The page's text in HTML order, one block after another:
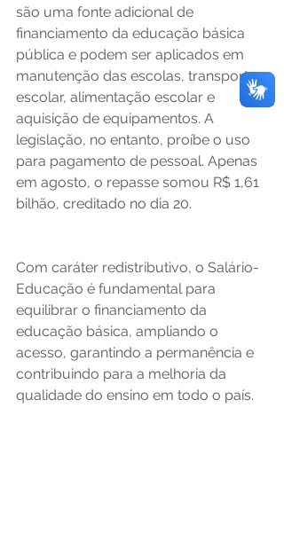
são uma fonte adicional de
financiamento da educação básica
pública e podem ser aplicados em
manutenção das escolas, transporte
escolar, alimentação escolar e
aquisição de equipamentos. A
legislação, no entanto, proíbe o uso
para pagamento de pessoal. Apenas
em agosto, o repasse somou R$ 1,61
bilhão, creditado no dia 20.
Com caráter redistributivo, o Salário-
Educação é fundamental para
equilibrar o financiamento da
educação básica, ampliando o
acesso, garantindo a permanência e
contribuindo para a melhoria da
qualidade do ensino em todo o país.